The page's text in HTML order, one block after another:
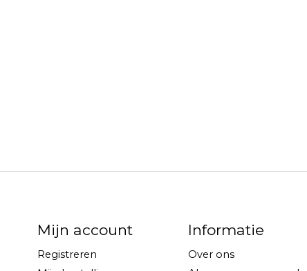
Mijn account
Registreren
Informatie
Over ons